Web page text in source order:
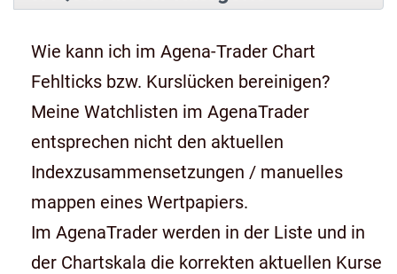
Wie kann ich im Agena-Trader Chart
Fehlticks bzw. Kurslücken bereinigen?
Meine Watchlisten im AgenaTrader
entsprechen nicht den aktuellen
Indexzusammensetzungen / manuelles
mappen eines Wertpapiers.
Im AgenaTrader werden in der Liste und in
der Chartskala die korrekten aktuellen Kurse